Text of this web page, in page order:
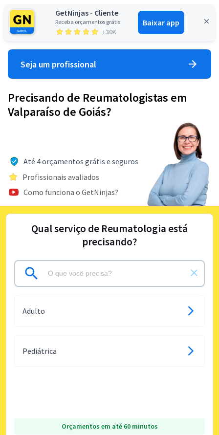
GetNinjas - Cliente
Receba orçamentos grátis
+30K
Baixar app
Entrar
Seja um profissional
Precisando de Reumatologistas em
Valparaíso de Goiás?
Até 4 orçamentos grátis e seguros
Profissionais avaliados
Como funciona o GetNinjas?
Qual serviço de Reumatologia está
precisando?
Adulto
Pediátrica
Orçamentos em até 60 minutos